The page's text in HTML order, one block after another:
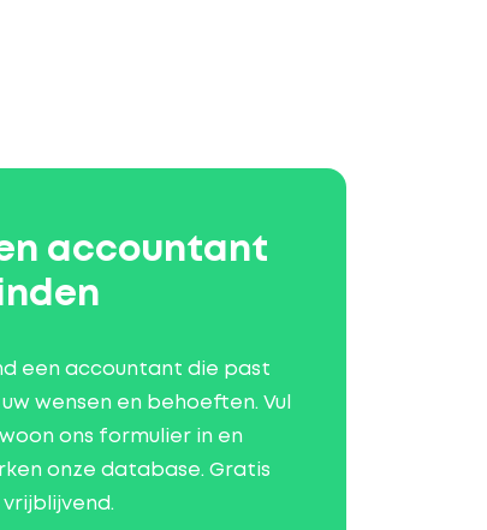
accountant
een accountant die past
uw wensen en behoeften. Vul
ons formulier in en
onze database. Gratis
vrijblijvend.